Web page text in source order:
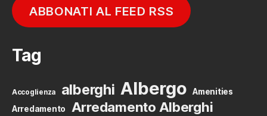
ABBONATI AL FEED RSS
Tag
Accoglienza alberghi Albergo
Amenities
Arredamento
Arredamento Alberghi